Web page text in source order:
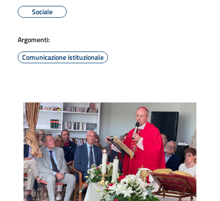
Sociale
Argomenti:
Comunicazione istituzionale